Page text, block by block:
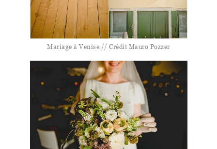
Mariage à Venise // Crédit Mauro Pozzer